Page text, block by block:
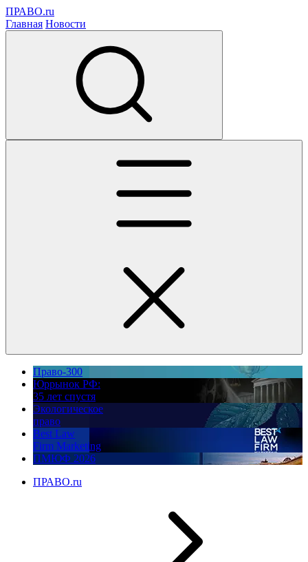
ПРАВО.ru
Главная Новости
Право-300
Юррынок РФ:
35 лет спустя
Экологическое
право
Best Law
Firm Marketing
ПМЮФ 2026
ПРАВО.ru